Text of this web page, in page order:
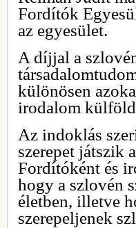
Fordítók
az egyesület.
A díjjal a
különösen
irodalom
Az indoklás
szerepet játszik
Fordítóként és
hogy a szlovén
életben, illetve
szerepeljenek